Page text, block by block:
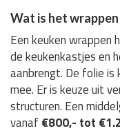
Wat is het wrappen
Een keuken wrappen
de keukenkastjes en
aanbrengt. De folie
mee. Er is keuze uit
structuren. Een
vanaf €800,- tot